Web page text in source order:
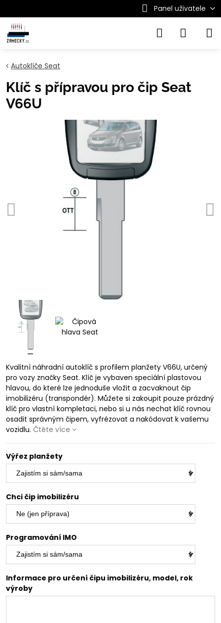
Panel uživatele
Autoklíče Seat
Klíč s přípravou pro čip Seat
V66U
Kvalitní náhradní autoklíč s profilem planžety V66U, určený
pro vozy značky Seat. Klíč je vybaven speciální plastovou
hlavou, do které lze jednoduše vložit a zacvaknout čip
imobilizéru (transpondér). Můžete si zakoupit pouze prázdný
klíč pro vlastní kompletaci, nebo si u nás nechat klíč rovnou
osadit správným čipem, vyfrézovat a nakódovat k vašemu
vozidlu. Čtěte více
Výřez planžety
Chci čip imobilizéru
Programování IMO
Informace pro určení čipu imobilizéru, model, rok
výroby